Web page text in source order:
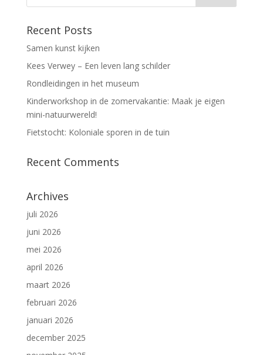
Recent Posts
Samen kunst kijken
Kees Verwey – Een leven lang schilder
Rondleidingen in het museum
Kinderworkshop in de zomervakantie: Maak je eigen
mini-natuurwereld!
Fietstocht: Koloniale sporen in de tuin
Recent Comments
Archives
juli 2026
juni 2026
mei 2026
april 2026
maart 2026
februari 2026
januari 2026
december 2025